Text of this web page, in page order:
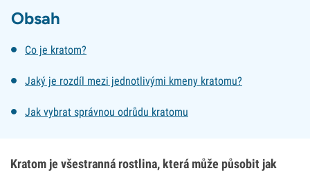
Obsah
Co je kratom?
Jaký je rozdíl mezi jednotlivými kmeny kratomu?
Jak vybrat správnou odrůdu kratomu
Kratom je všestranná rostlina, která může působit jak